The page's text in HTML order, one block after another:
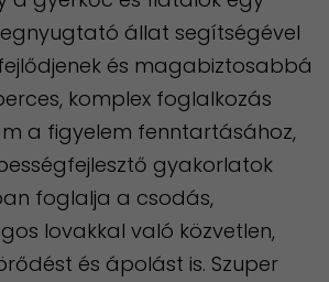
állat segítségével
és magabiztosabbá
komplex foglalkozás
a figyelem fenntartásához,
gyakorlatok
foglalja a csodás,
lovakkal való közvetlen,
és ápolást is. Szuper